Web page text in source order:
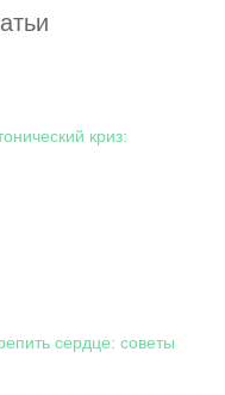
криз:
сердце: советы